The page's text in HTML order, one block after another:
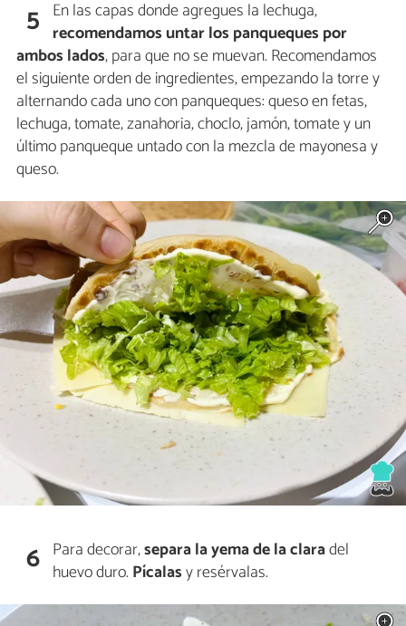
5 En las capas donde agregues la lechuga,
recomendamos untar los panqueques por
ambos lados, para que no se muevan. Recomendamos
el siguiente orden de ingredientes, empezando la torre y
alternando cada uno con panqueques: queso en fetas,
lechuga, tomate, zanahoria, choclo, jamón, tomate y un
último panqueque untado con la mezcla de mayonesa y
queso.
6 Para decorar,separa la yema de la claradel
huevo duro. Pícalasy resérvalas.